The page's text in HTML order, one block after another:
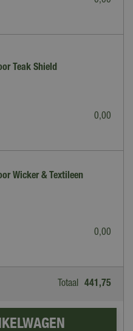
Teak Shield
0,00
Wicker & Textileen
0,00
Totaal 441 ,75